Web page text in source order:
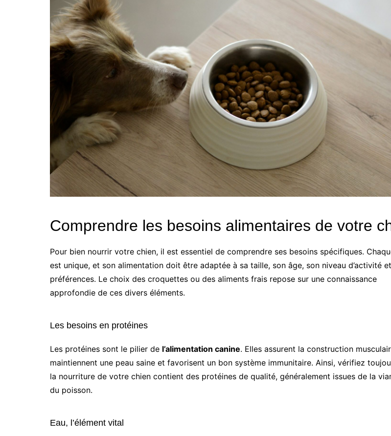
Comprendre les besoins alimentaires de votre
Pour bien nourrir votre chien, il est essentiel de comprendre ses besoins spécifiques.
est unique, et son alimentation doit être adaptée à sa taille, son âge, son niveau d’activité
préférences. Le choix des croquettes ou des aliments frais repose sur une connaissance
approfondie de ces divers éléments.
Les besoins en protéines
Les protéines sont le pilier de l’alimentation canine. Elles assurent la construction
maintiennent une peau saine et favorisent un bon système immunitaire. Ainsi, vérifiez
la nourriture de votre chien contient des protéines de qualité, généralement issues de la
du poisson.
Eau, l’élément vital